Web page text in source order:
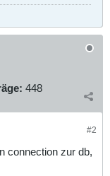
448
#2
connection zur db,